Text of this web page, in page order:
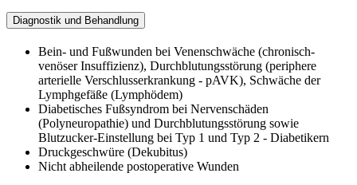
Diagnostik und Behandlung
Bein- und Fußwunden bei Venenschwäche (chronisch-
venöser Insuffizienz), Durchblutungsstörung (periphere
arterielle Verschlusserkrankung - pAVK), Schwäche der
Lymphgefäße (Lymphödem)
Diabetisches Fußsyndrom bei Nervenschäden
(Polyneuropathie) und Durchblutungsstörung sowie
Blutzucker-Einstellung bei Typ 1 und Typ 2 - Diabetikern
Druckgeschwüre (Dekubitus)
Nicht abheilende postoperative Wunden